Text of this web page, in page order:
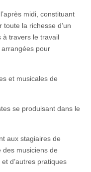
midi, constituant
toute la richesse d’un
à travers le travail
pour
et musicales de
se produisant dans le
aux stagiaires de
des musiciens de
d’autres pratiques